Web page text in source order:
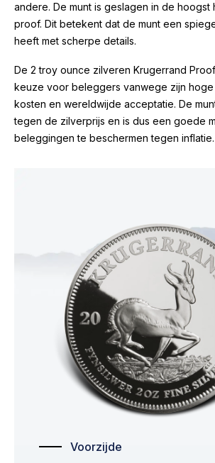
andere. De munt is geslagen in de hoogst
proof. Dit betekent dat de munt een
heeft met scherpe details.
De 2 troy ounce zilveren Krugerrand
keuze voor beleggers vanwege zijn hoge
kosten en wereldwijde acceptatie. De
tegen de zilverprijs en is dus een goede
beleggingen te beschermen tegen inflatie.
Voorzijde